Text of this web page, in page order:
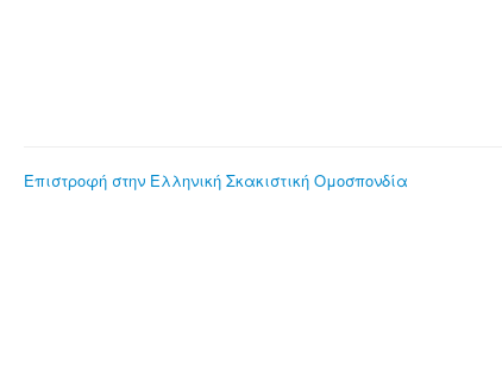
Επιστροφή στην Ελληνική Σκακιστική Ομοσπονδία